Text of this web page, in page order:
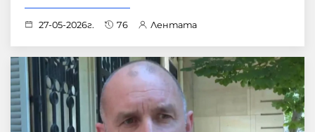
27-05-2026г. 76 Лентата